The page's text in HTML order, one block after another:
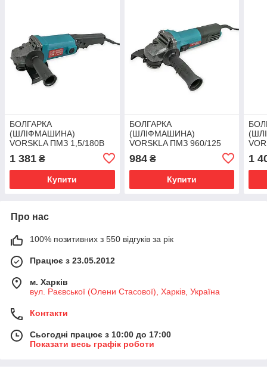
БОЛГАРКА
(ШЛІФМАШИНА)
VORSKLA ПМЗ 1,5/180В
1 381 ₴
Купити
БОЛГАРКА
(ШЛІФМАШИНА)
VORSKLA ПМЗ 960/125
984₴
Купити
1
Про нас
100% позитивних з 550 відгуків за рік
Працює з 23.05.2012
м. Харків
вул. Раєвської (Олени Стасової), Харків, Україна
Контакти
Сьогодні працює з 10:00 до 17:00
Показати весь графік роботи